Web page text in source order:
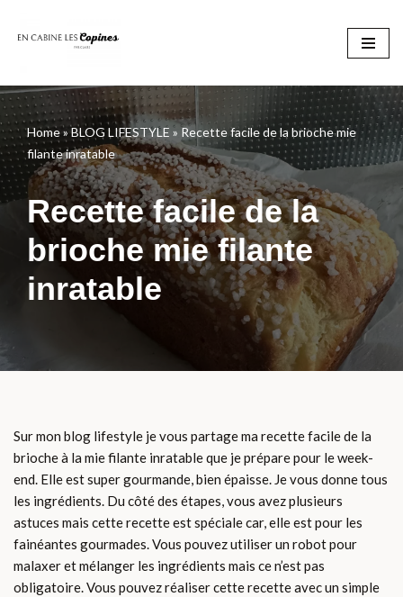
contenu
Home» BLOG LIFESTYLE » Recette facile de la brioche mie
filante inratable
Recette facile de la
brioche mie filante
inratable
Sur mon blog lifestyle je vous partage ma recette facile de la
brioche à la mie filante inratable que je prépare pour le week-
end. Elle est super gourmande, bien épaisse. Je vous donne tous
les ingrédients. Du côté des étapes, vous avez plusieurs
astuces mais cette recette est spéciale car, elle est pour les
fainéantes gourmades. Vous pouvez utiliser un robot pour
malaxer et mélanger les ingrédients mais ce n’est pas
obligatoire. Vous pouvez réaliser cette recette avec un simple